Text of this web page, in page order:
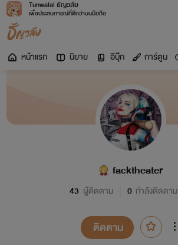
Tunwalai ธัญวลัย
เพื่อประสบการณ์ที่ดีกว่าบนมือถือ
หน้าแรก นิยาย อีบุ๊ก การ์ตูน
facktheater
43 ผู้ติดตาม 0 กำลังติดตาม
ติดตาม